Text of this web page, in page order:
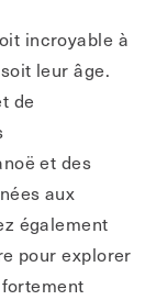
incroyable à
leur âge.
de
et des
aux
également
pour explorer